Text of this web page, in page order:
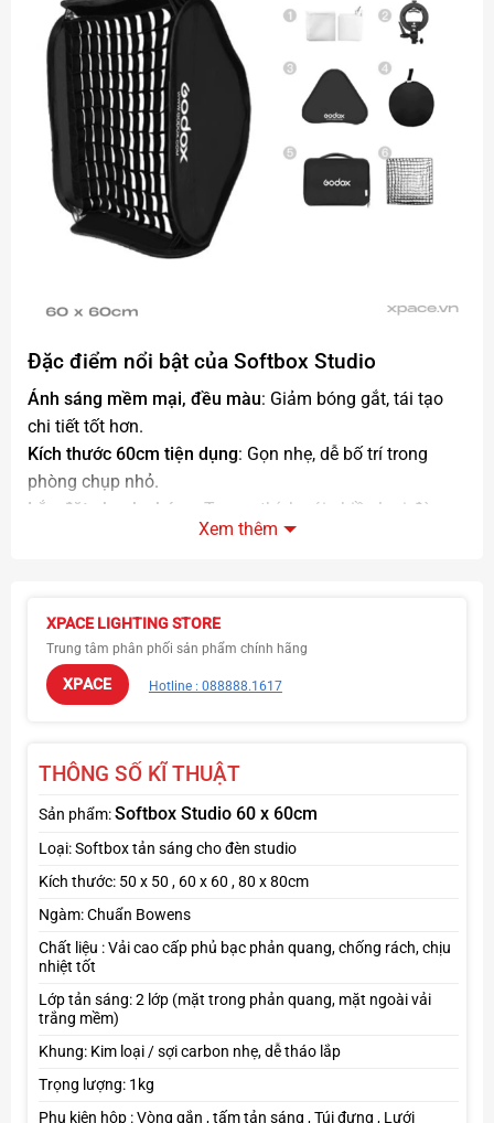
Đặc điểm nổi bật của Softbox Studio
Ánh sáng mềm mại, đều màu: Giảm bóng gắt, tái tạo
chi tiết tốt hơn.
Kích thước 60cm tiện dụng: Gọn nhẹ, dễ bố trí trong
phòng chụp nhỏ.
Lắp đặt nhanh chóng
: Tương thích với nhiều loại đèn
studio qua ngàm chuẩn Bowens.
Thiết kế bền bỉ: Vải tản sáng chất lượng cao, khung
chắc chắn, tuổi thọ lâu dài.
Xem thêm
XPACE LIGHTING STORE
Trung tâm phân phối sản phẩm chính hãng
XPACE Hotline : 088888.1617
THÔNG SỐ KĨ THUẬT
Sản phẩm:Softbox Studio 60 x 60cm
Loại: Softbox tản sáng cho đèn studio
Kích thước: 50 x 50 , 60 x 60 , 80 x 80cm
Ngàm: Chuẩn Bowens
Chất liệu : Vải cao cấp phủ bạc phản quang, chống rách, chịu
nhiệt tốt
Lớp tản sáng: 2 lớp (mặt trong phản quang, mặt ngoài vải
trắng mềm)
Khung: Kim loại / sợi carbon nhẹ, dễ tháo lắp
Trọng lượng: 1kg
Phụ kiện hộp : Vòng gắn , tấm tản sáng , Túi đựng , Lưới